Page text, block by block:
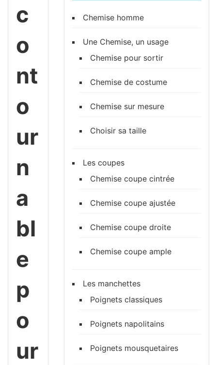
c
o
nt
o
ur
n
a
bl
e
p
o
ur
Chemise homme
Une Chemise, un usage
Chemise pour sortir
Chemise de costume
Chemise sur mesure
Choisir sa taille
Les coupes
Chemise coupe cintrée
Chemise coupe ajustée
Chemise coupe droite
Chemise coupe ample
Les manchettes
Poignets classiques
Poignets napolitains
Poignets mousquetaires